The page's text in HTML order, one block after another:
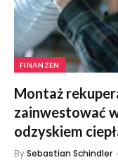
FINANZEN
Montaż
zainwestować
odzyskiem
BySebastian Schindler